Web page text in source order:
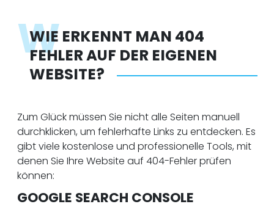
W
WIE ERKENNT MAN 404
FEHLER AUF DER EIGENEN
WEBSITE?
Zum Glück müssen Sie nicht alle Seiten manuell
durchklicken, um fehlerhafte Links zu entdecken. Es
gibt viele kostenlose und professionelle Tools, mit
denen Sie Ihre Website auf 404-Fehler prüfen
können:
GOOGLE SEARCH CONSOLE